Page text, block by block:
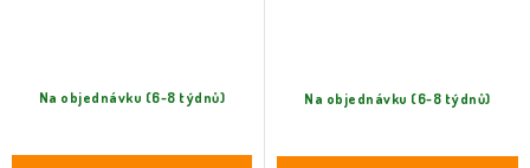
Na objednávku (6-8 týdnů) Na objednávku (6-8 týdnů)